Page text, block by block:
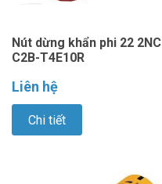
Nút dừng khẩn phi 22 2NC
C2B-T4E10R
Liên hệ
Chi tiết